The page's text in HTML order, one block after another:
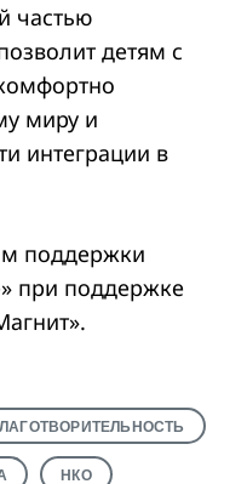
частью
детям с
миру и
интеграции в
поддержки
при поддержке
НКО